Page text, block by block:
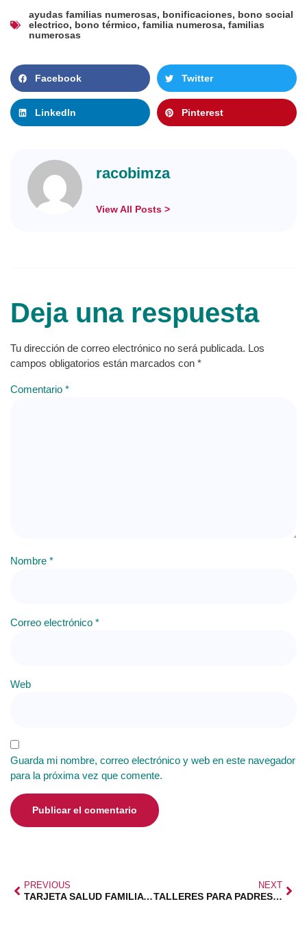
ayudas familias numerosas, bonificaciones, bono social
electrico, bono térmico, familia numerosa, familias
numerosas
Facebook Twitter
LinkedIn Pinterest
racobimza
View All Posts >
Deja una respuesta
Tu dirección de correo electrónico no será publicada. Los
campos obligatorios están marcados con *
Comentario *
Nombre *
Correo electrónico *
Web
Guarda mi nombre, correo electrónico y web en este navegador
para la próxima vez que comente.
PREVIOUS
TARJETA SALUD FAMILIA PARA SOCIOS
NEXT
TALLERES PARA PADRES CON ADOLESCENTES